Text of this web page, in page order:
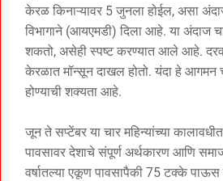
केरळ किनाऱ्यावर 5 जुनला होईल, असा
विभागाने (आयएमडी) दिला आहे. या अंदाज
शकतो, असेही स्पष्ट करण्यात आले आहे.
केरळात मॉन्सून दाखल होतो. यंदा हे आगमन
होण्याची शक्यता आहे.
जून ते सप्टेंबर या चार महिन्यांच्या
पावसावर देशाचे संपूर्ण अर्थकारण आणि
वर्षातल्या एकूण पावसापैकी 75 टक्के पाऊस